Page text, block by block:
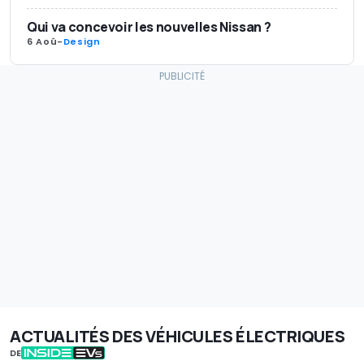
Qui va concevoir les nouvelles Nissan ?
6 Aoû-Design
ACTUALITÉS DES VÉHICULES ÉLECTRIQUES
DE